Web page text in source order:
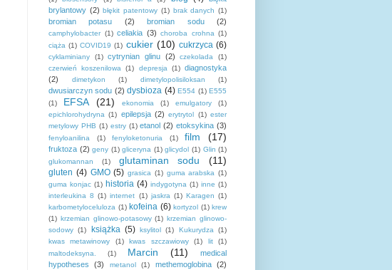
brylantowy (2) błękit patentowy (1) brak danych (1)
bromian potasu (2) bromian sodu (2)
camphylobacter (1) celiakia (3) choroba crohna (1)
ciąża (1) COVID19 (1) cukier (10) cukrzyca (6)
cyklaminiany (1) cytrynian glinu (2) czekolada
(1)
czerwień koszenilowa
(1) depresja (1) diagnostyka
(2)
dimetykon (1) dimetylopolisiloksan (1)
dwusiarczyn sodu (2) dysbioza (4) E554 (1) E555
(1)
EFSA (21) ekonomia (1) emulgatory
(1)
epichlorohydryna (1) epilepsja (2) erytrytol (1) ester
metylowy PHB (1) estry (1) etanol (2) etoksykina (3)
fenyloanilina (1) fenyloketonuria (1) film (17)
fruktoza (2) geny (1) gliceryna (1) glicydol (1) Glin (1)
glukomannan
(1) glutaminan sodu (11)
gluten (4) GMO (5) grasica (1) guma arabska (1)
guma konjac (1) historia (4) indygotyna (1) inne (1)
interleukina 8 (1) internet (1) jaskra (1) Karagen (1)
karbometyloceluloza (1) kofeina (6) kortyzol (1) krew
(1) krzemian glinowo-potasowy (1) krzemian glinowo-
sodowy (1) książka (5) ksylitol (1) Kukurydza
(1)
kwas metawinowy
(1) kwas szczawiowy (1) lit
(1)
maltodeksyna.
(1) Marcin (11)
medical
hypotheses
(3) metanol (1) methemoglobina
(2)